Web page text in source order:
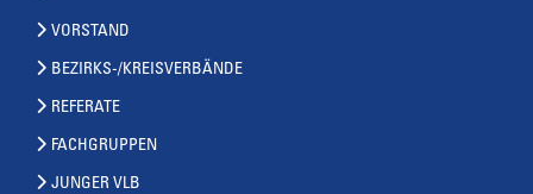
VORSTAND
BEZIRKS-/KREISVERBÄNDE
REFERATE
FACHGRUPPEN
JUNGER VLB